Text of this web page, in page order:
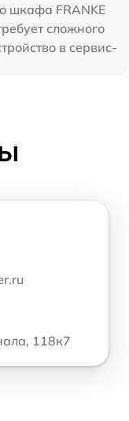
шкафа FRANKE
сложного
в сервис-
118к7